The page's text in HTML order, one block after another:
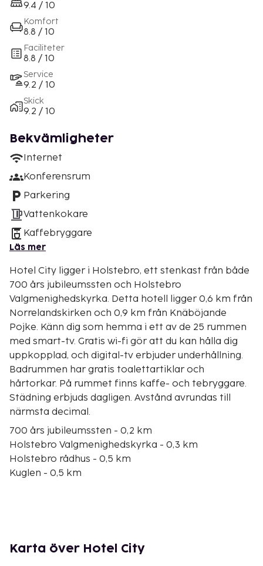
9.4 / 10
Komfort
8.8 / 10
Faciliteter
8.8 / 10
Service
9.2 / 10
Skick
9.2 / 10
Bekvämligheter
Internet
Konferensrum
Parkering
Vattenkokare
Kaffebryggare
Läs mer
Hotel City ligger i Holstebro, ett stenkast från både
700 års jubileumssten och Holstebro
Valgmenighedskyrka. Detta hotell ligger 0,6 km från
Norrelandskirken och 0,9 km från Knäböjande
Pojke. Känn dig som hemma i ett av de 25 rummen
med smart-tv. Gratis wi-fi gör att du kan hålla dig
uppkopplad, och digital-tv erbjuder underhållning.
Badrummen har gratis toalettartiklar och
hårtorkar. På rummet finns kaffe- och tebryggare.
Städning erbjuds dagligen. Avstånd avrundas till
närmsta decimal.
700 års jubileumssten - 0,2 km
Holstebro Valgmenighedskyrka - 0,3 km
Holstebro rådhus - 0,5 km
Kuglen - 0,5 km
Holstebro kyrka - 0,6 km
Jesu hand livets källa och Odins öga - 0,7 km
Karta över Hotel City